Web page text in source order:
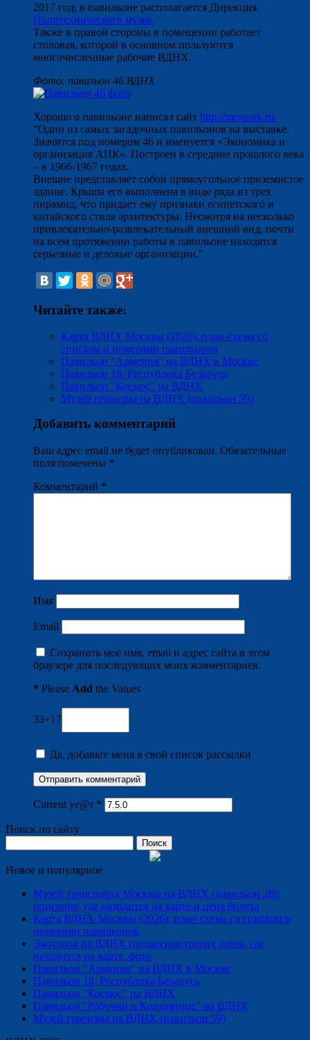
2017 год: в павильоне располагается Дирекция
Политехнического музея.
Также в правой стороны в помещении работает
столовая, которой в основном пользуются
многочисленные рабочие ВДНХ.
Фото: павильон 46 ВДНХ
Хорошо о павильоне написал сайт http://mospark.ru:
"Один из самых загадочных павильонов на выставке.
Значится под номером 46 и именуется «Экономика и
организация АПК». Построен в середине прошлого века
– в 1966-1967 годах.
Внешне представляет собой прямоугольное приземистое
здание. Крыша его выполнена в виде ряда из трех
пирамид, что придает ему признаки египетского и
китайского стиля архитектуры. Несмотря на несколько
привлекательно-развлекательный внешний вид, почти
на всем протяжении работы в павильоне находятся
серьезные и деловые организации."
Читайте также:
Карта ВДНХ Москвы (2026): план-схема со
списком и номерами павильонов
Павильон "Армения" на ВДНХ в Москве
Павильон 18: Республика Беларусь
Павильон "Космос" на ВДНХ
Музей героизма на ВДНХ (павильон 59)
Добавить комментарий
Ваш адрес email не будет опубликован. Обязательные
поля помечены *
Комментарий *
Имя
Email
Сохранить моё имя, email и адрес сайта в этом
браузере для последующих моих комментариев.
* Please Add the Values
33+17
Да, добавьте меня в свой список рассылки
Current ye@r *
Поиск по сайту
Новое и популярное
Музей транспорта Москвы на ВДНХ (павильон 26):
описание, где находится на карте и цена билета
Карта ВДНХ Москвы (2026): план-схема со списком и
номерами павильонов
Экотропа на ВДНХ (подвесная тропа): цены, где
находится на карте, фото
Павильон "Армения" на ВДНХ в Москве
Павильон 18: Республика Беларусь
Павильон "Космос" на ВДНХ
Павильон "Рабочий и Колхозница" на ВДНХ
Музей героизма на ВДНХ (павильон 59)